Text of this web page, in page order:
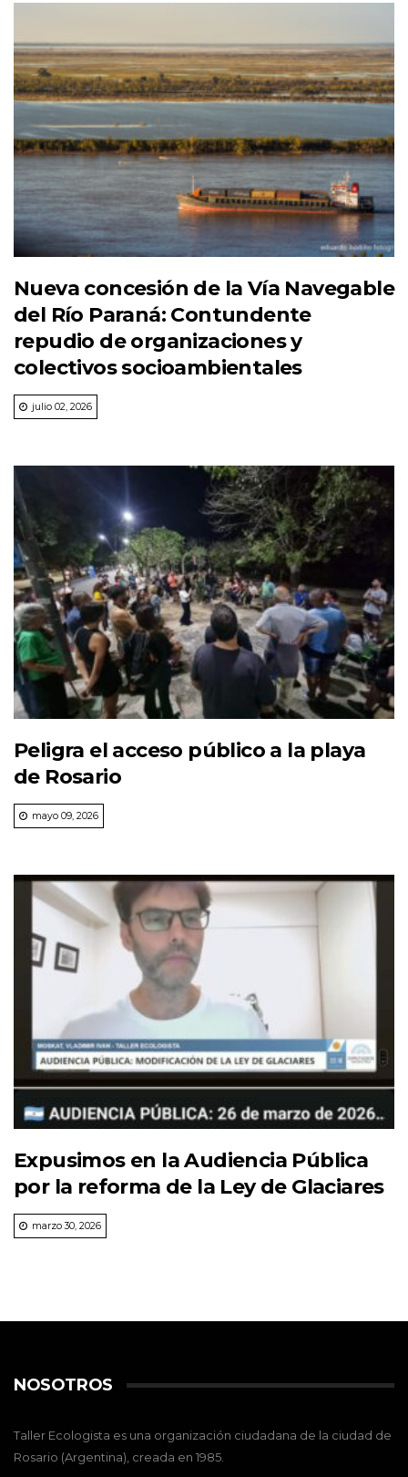
Nueva concesión de la Vía Navegable
del Río Paraná: Contundente
repudio de organizaciones y
colectivos socioambientales
julio 02, 2026
Peligra el acceso público a la playa
de Rosario
mayo 09, 2026
Expusimos en la Audiencia Pública
por la reforma de la Ley de Glaciares
marzo 30, 2026
NOSOTROS
Taller Ecologista es una organización ciudadana de la ciudad de
Rosario (Argentina), creada en 1985.